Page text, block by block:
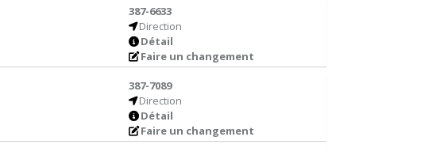
387-6633
Direction
Détail
Faire un changement
387-7089
Direction
Détail
Faire un changement